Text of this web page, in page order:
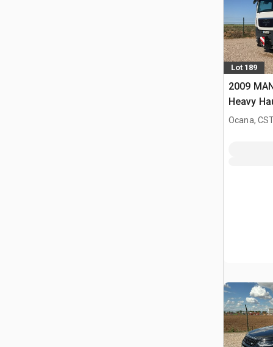
Lot 189
2009
Heavy
Cabina
Ocana,